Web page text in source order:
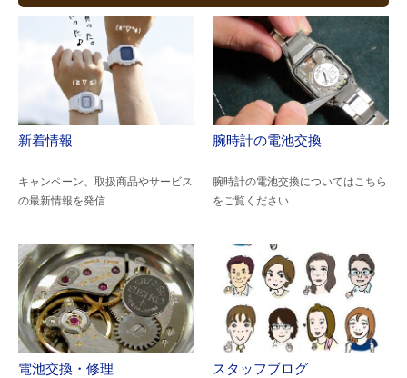
新着情報
キャンペーン、取扱商品やサービス
の最新情報を発信
腕時計の電池交換
腕時計の電池交換についてはこちら
をご覧ください
電池交換・修理 スタッフブログ